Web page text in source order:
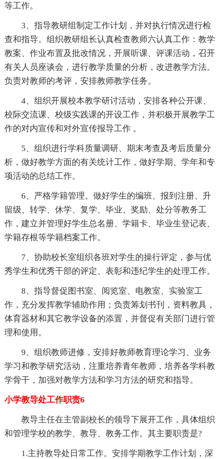
等工作。
3、指导教研组制定工作计划，并对执行情况进行检
查和指导。组织教研组长认真检查教师六认真工作：教学
教案、作业布置及批改情况，开展听课、评课活动，召开
有关人员座谈会，进行教学质量的分析，改进教学方法。
负责对教师的考评，安排教师教学任务。
4、组织开展校本教学研讨活动，安排各种公开课、
校际交流课、校级实践课的开设工作，并积极开展教学工
作的对内宣传和对外宣传报导工作 。
5、组织进行学科质量调研、期末考查及考后质量分
析，做好教学方面的有关统计工作，做好学期、学年和专
项活动的总结工作。
6、严格学籍管理。做好学生的编班、报到注册、升
留级、转学、休学、复学、毕业、奖励、处分等教务工
作，建立并管理好学生总名册、学籍卡、毕业生登记表、
学籍存根等学籍档案工作。
7、协助校长室组织各班对学生的操行评定，参与优
秀学生和优秀干部的评定、表彰和违纪学生的处理工作。
8、指导督促图书室、阅览室、电教室、实验室工
作，充分发挥教学辅助作用；负责筹划书刊，资料教具，
体育器材和其它教学设备的添置，并督促有关部门进行管
理和使用。
9、组织教师进修，安排好教师教育理论学习、业务
学习和教学研究活动，注重培养青年教师，培养各学科教
学骨干，加强对教学方法和学习方法的研究和指导。
小学教导处工作职责6
教导主任在主管副校长的领导下展开工作，具体组织
和管理学校的教学、教导、教务工作。其主要职责是?
1.主持教导处日常工作。安排学期教学工作计划，深